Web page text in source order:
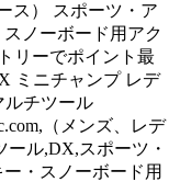
ス） スポーツ・ア
ノーボード用アク
リーでポイント最
ミニチャンプ レデ
ルチツール
（メンズ、レデ
ール,DX,スポーツ・
・スノーボード用